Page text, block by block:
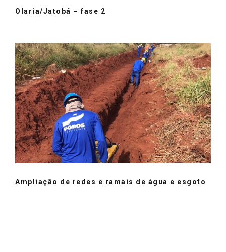
Olaria/Jatobá – fase 2
Ampliação de redes e ramais de água e esgoto